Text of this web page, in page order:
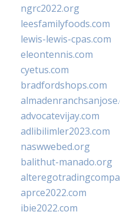
ngrc2022.org
leesfamilyfoods.com
lewis-lewis-cpas.com
eleontennis.com
cyetus.com
bradfordshops.com
advocatevijay.com
adlibilimler2023.com
naswwebed.org
balithut-manado.org
aprce2022.com
ibie2022.com